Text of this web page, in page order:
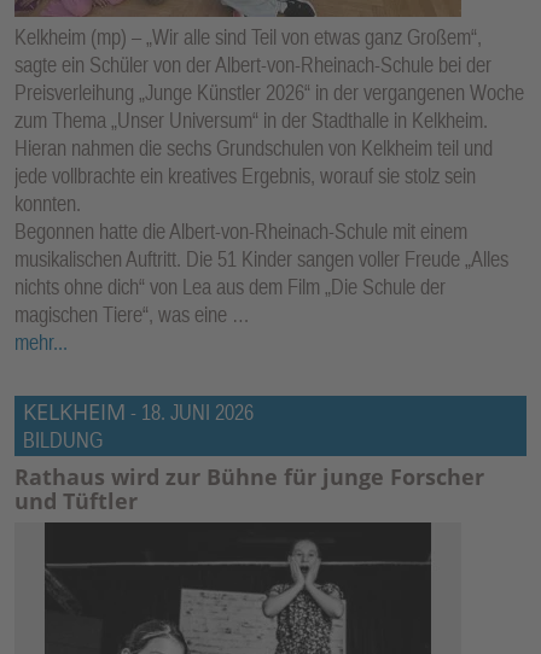
Kelkheim (mp) – „Wir alle sind Teil von etwas ganz Großem“,
sagte ein Schüler von der Albert-von-Rheinach-Schule bei der
Preisverleihung „Junge Künstler 2026“ in der vergangenen Woche
zum Thema „Unser Universum“ in der Stadthalle in Kelkheim.
Hieran nahmen die sechs Grundschulen von Kelkheim teil und
jede vollbrachte ein kreatives Ergebnis, worauf sie stolz sein
konnten.
Begonnen hatte die Albert-von-Rheinach-Schule mit einem
musikalischen Auftritt. Die 51 Kinder sangen voller Freude „Alles
nichts ohne dich“ von Lea aus dem Film „Die Schule der
magischen Tiere“, was eine …
mehr...
KELKHEIM - 18. JUNI 2026
BILDUNG
Rathaus wird zur Bühne für junge Forscher
und Tüftler